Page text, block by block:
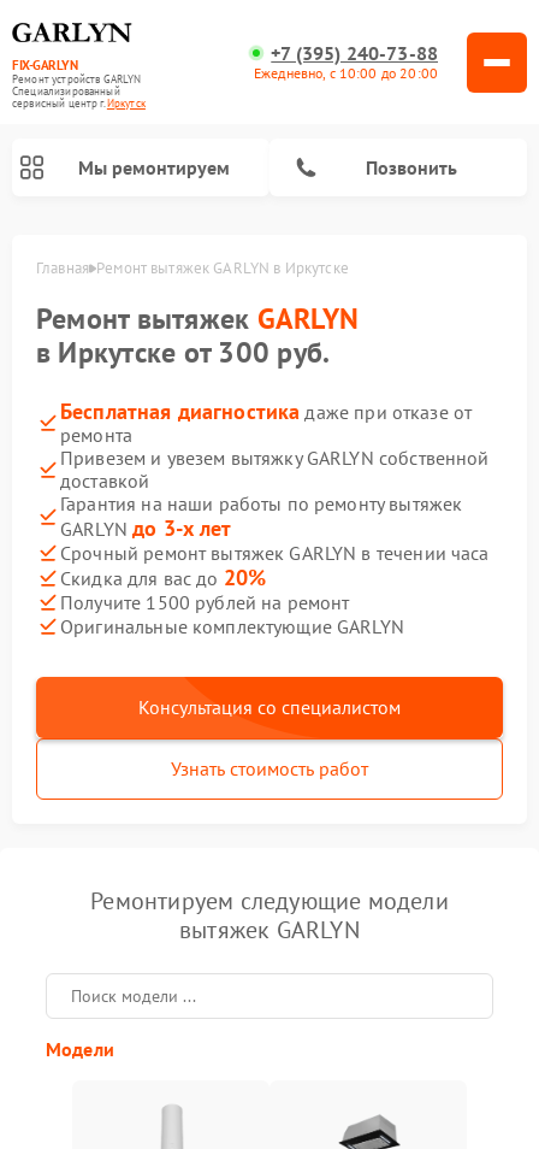
FIX-GARLYN
Ремонт устройств GARLYN
Специализированный
cервисный центр г.Иркутск
+7 (395) 240-73-88
Ежедневно, с 10:00 до 20:00
Мы ремонтируем Позвонить
Главная Ремонт вытяжек GARLYN в Иркутске
Ремонт вытяжек GARLYN
в Иркутске от 300 руб.
Бесплатная диагностика даже при отказе от
ремонта
Привезем и увезем вытяжку GARLYN собственной
доставкой
Гарантия на наши работы по ремонту вытяжек
GARLYNдо 3-х лет
Срочный ремонт вытяжек GARLYN в течении часа
Скидка для вас до 20%
Получите 1500 рублей на ремонт
Оригинальные комплектующие GARLYN
Консультация со специалистом
Узнать стоимость работ
Ремонтируем следующие модели
вытяжек GARLYN
Модели